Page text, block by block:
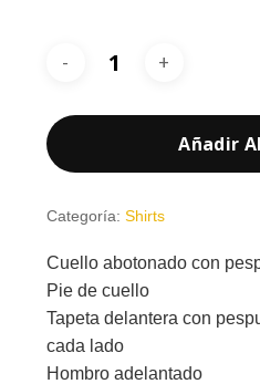
Añadir
Categoría: Shirts
Cuello abotonado con
Pie de cuello
Tapeta delantera con
cada lado
Hombro adelantado